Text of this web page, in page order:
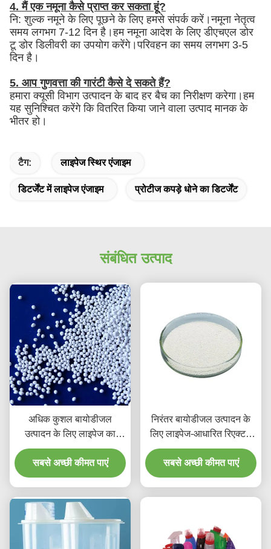
4. मैं एक नमूना कैसे प्राप्त कर सकता हूं?
नि: शुल्क नमूने के लिए पूछने के लिए हमसे संपर्क करें।नमूना नेतृत्व
समय लगभग 7-12 दिन है।हम नमूना आदेश के लिए डीएचएल डोर
टू डोर डिलीवरी का उपयोग करेंगे।परिवहन का समय लगभग 3-5
दिन है।
5. आप गुणवत्ता की गारंटी कैसे दे सकते हैं?
हमारा क्यूसी विभाग उत्पादन के बाद हर बैच का निरीक्षण करेगा।हम
यह सुनिश्चित करेंगे कि वितरित किया जाने वाला उत्पाद मानक के
भीतर हो।
टैग: लाइपेज स्थिर एंजाइम
डिटर्जेंट में लाइपेज एंजाइम प्रोटीज कपड़े धोने का डिटर्जेंट
संबंधित उत्पाद
अधिक कुशल बायोडीजल
उत्पादन के लिए लाइपेज का
अनुकूलन
सबसे अच्छी कीमत पाएं
निरंतर बायोडीजल उत्पादन के
लिए लाइपेज-आधारित रिएक्टरों
की क्षमता की खोज
सबसे अच्छी कीमत पाएं